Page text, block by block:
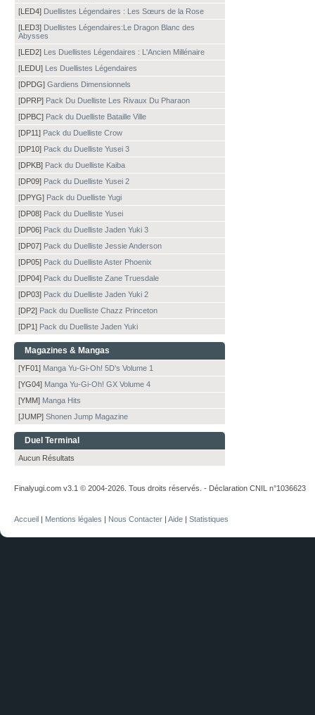
[LED4] Duellistes Légendaires : Les Sœurs de la Rose
[LED3] Duellistes Légendaires:Le Dragon Blanc des
Abysses
[LED2] Les Duellistes Légendaires : L'Ancien Millénaire
[LEDU] Les Duellistes Légendaires
[DPDG] Gardiens Dimensionnels
[DPRP] Pack Du Duelliste Les Rivaux Du Pharaon
[DPBC] Pack du Duelliste Bataille Ville
[DP11] Pack du Duelliste Crow
[DP10] Pack du Duelliste Yusei 3
[DPKB] Pack du Duelliste Kaiba
[DP09] Pack du Duelliste Yusei 2
[DPYG] Pack du Duelliste Yugi
[DP08] Pack du Duelliste Yusei
[DP06] Pack du Duelliste Jaden Yuki 3
[DP07] Pack du Duelliste Jessie Anderson
[DP05] Pack du Duelliste Aster Phoenix
[DP04] Pack du Duelliste Zane Truesdale
[DP03] Pack du Duelliste Jaden Yuki 2
[DP2] Pack du Duelliste Chazz Princeton
[DP1] Pack du Duelliste Jaden Yuki
Magazines & Mangas
[YF01] Manga Yu-Gi-Oh! 5D's Volume 1
[YG04] Manga Yu-Gi-Oh! GX Volume 4
[YMM] Manga Hits
[JUMP] Shonen Jump Magazine
Duel Terminal
Aucun Résultats
Finalyugi.com v3.1 © 2004-2026. Tous droits réservés. - Déclaration CNIL n°1036623
Accueil | Mentions légales | Nous Contacter | Aide | Statistiques